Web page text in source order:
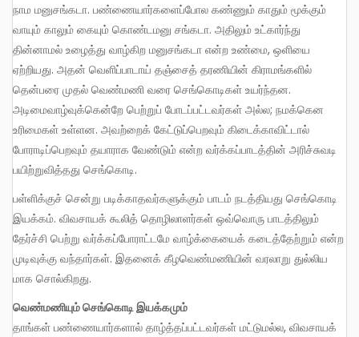
நாம மனுசங்கடா. பண்ணையார்களைப்போல கண்ணும் காதும் மூக்கும்
வாயும் காலும் கையும் கொண்டமனு சங்கடா. அதிலும் உட்கார்ந்து
தின்னாமல் உழைத்து வாழ்கிற மனுசங்கடா என்ற உண்மை, ஒளியை
ஏற்றியது. அதன் வெளிப்பாடாய் தஞ்சைத் தரணியின் கிராமங்களில்
தென்பரை முதல் வெண்மணி வரை செங்கொடிகள் உயர்ந்தன.
அடிமைவாழ்வுக்கென்றே பெற்றுப் போடப்பட்டவர்கள் அல்ல; நமக்கென
உரிமைகள் உள்ளன. அவற்றைக் கேட்டுப்பெறவும் கிடைக்காவிட்டால்
போராடிப்பெறவும் தயாராக வேண்டும் என்ற வர்க்கப்பாடத்தின் அரிச்சுவடி
பயிற்றுவித்தது செங்கொடி.
பள்ளிக்குச் சென்று படிக்காதவர்களுக்கும் பாடம் நடத்தியது செங்கொடி
இயக்கம். விவசாயக் கூலித் தொழிலாளர்கள் ஒவ்வொரு பாடத்திலும்
தேர்ச்சி பெற்று வர்க்கப்போராட்டமே வாழ்க்கையைக் கடைத்தேற்றும் என்ற
முடிவுக்கு வந்தார்கள். இதனைக் கீழவெண்மணியின் வரலாறு துல்லிய
மாக சொல்கிறது.
வெண்மணியும் செங்கொடி இயக்கமும்
தாங்கள் பண்ணையார்களால் தாழ்த்தப்பட்டவர்கள் மட்டுமல்ல, விவசாயக்